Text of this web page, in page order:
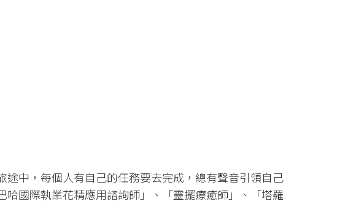
中，每個人有自己的任務要去完成，總有聲音引領自己
國際執業花精應用諮詢師」、「靈擺療癒師」、「塔羅